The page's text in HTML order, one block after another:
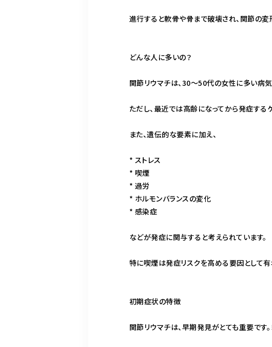
進行すると軟骨や骨まで破壊され、関節の変
どんな人に多いの？
関節リウマチは、30〜50代の女性に多い病
ただし、最近では高齢になってから発症する
また、遺伝的な要素に加え、
* ストレス
* 喫煙
* 過労
* ホルモンバランスの変化
* 感染症
などが発症に関与すると考えられています。
特に喫煙は発症リスクを高める要因として有
初期症状の特徴
関節リウマチは、早期発見がとても重要です